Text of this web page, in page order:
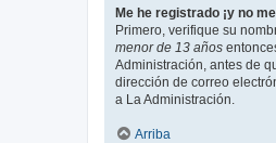
Me he registrado ¡y no
Primero, verifique su
menor de 13 años
Administración, antes de
dirección de correo
a La Administración.
Arriba